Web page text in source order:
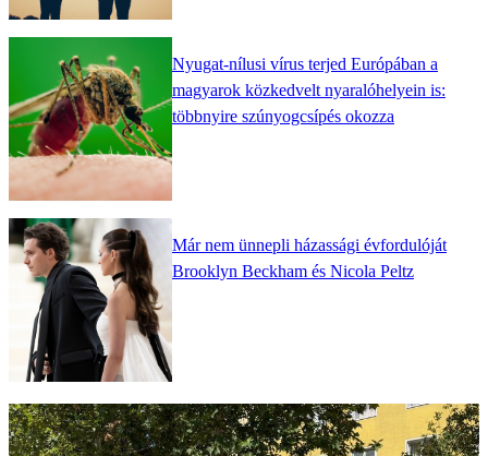
Nyugat-nílusi vírus terjed Európában a
magyarok közkedvelt nyaralóhelyein is:
többnyire szúnyogcsípés okozza
Már nem ünnepli házassági évfordulóját
Brooklyn Beckham és Nicola Peltz